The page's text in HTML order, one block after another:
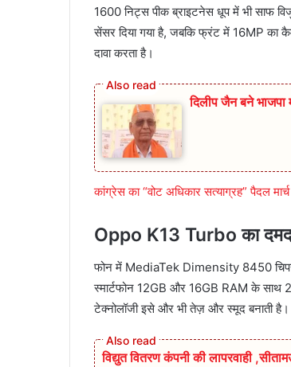
1600 निट्स पीक ब्राइटनेस धूप में भी साफ
सेंसर दिया गया है, जबकि फ्रंट में 16MP का
दावा करता है।
दिलीप जैन बने
कांग्रेस का “वोट अधिकार सत्याग्रह” पैदल
Oppo K13 Turbo का
फोन में MediaTek Dimensity 8450
स्मार्टफोन 12GB और 16GB RAM के
टेक्नोलॉजी इसे और भी तेज़ और स्मूद बनाती है।
विद्युत वितरण कंपनी की लापरवाही